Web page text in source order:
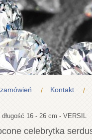
Kontakt
16 - 26 cm - VERSIL
celebrytka